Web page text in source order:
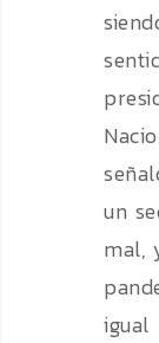
un
mal,